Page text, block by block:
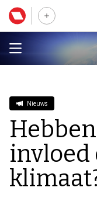
Nieuws
invloed